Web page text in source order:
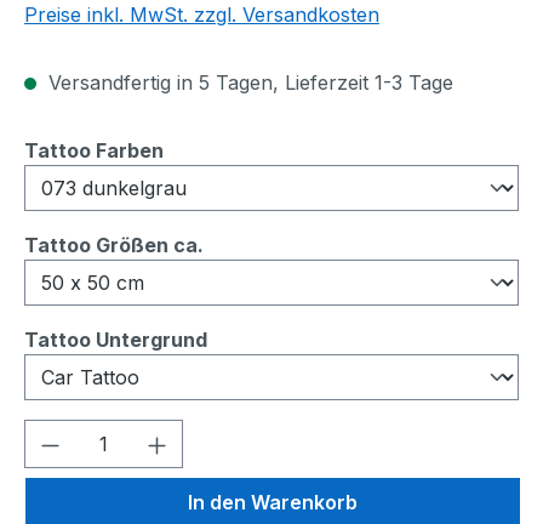
Preise inkl. MwSt. zzgl. Versandkosten
Versandfertig in 5 Tagen, Lieferzeit 1-3 Tage
Tattoo Farben
Tattoo Größen ca.
Tattoo Untergrundauswählen
Produkt Anzahl: Gib den
In den Warenkorb